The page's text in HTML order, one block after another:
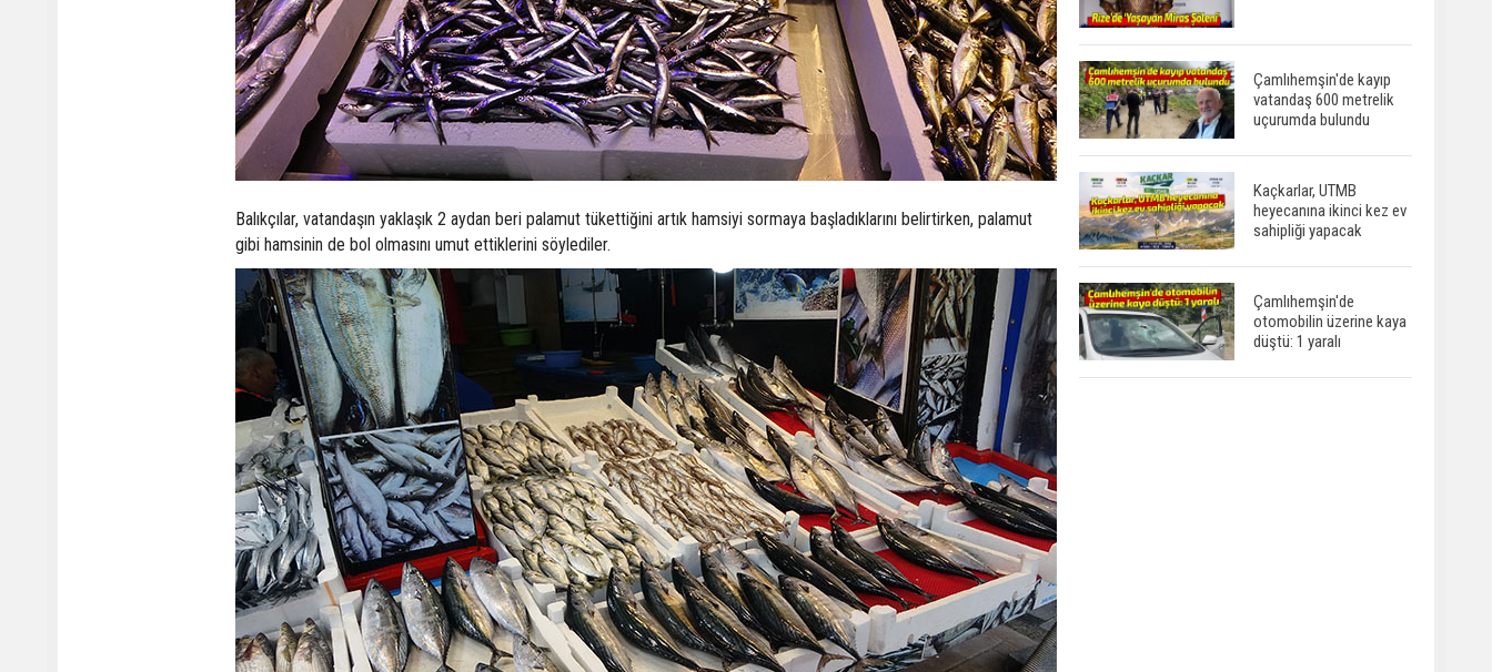
Balıkçılar, vatandaşın yaklaşık 2 aydan beri palamut tükettiğini artık hamsiyi sormaya başladıklarını belirtirken, palamut
gibi hamsinin de bol olmasını umut ettiklerini söylediler.
Çamlıhemşin'de kayıp
vatandaş 600 metrelik
uçurumda bulundu
Kaçkarlar, UTMB
heyecanına ikinci kez ev
sahipliği yapacak
Çamlıhemşin'de
otomobilin üzerine kaya
düştü: 1 yaralı